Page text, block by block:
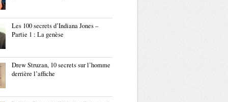
Les 100 secrets d’Indiana Jones –
Partie 1 : La genèse
Drew Struzan, 10 secrets sur l’homme
derrière l’affiche